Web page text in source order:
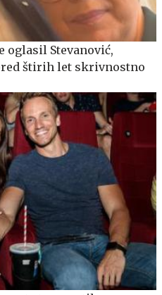
oglasil Stevanović,
štirih let skrivnostno